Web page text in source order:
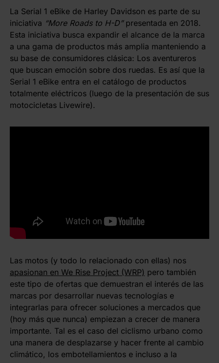
La Serial 1 eBike de Harley Davidson es parte de su
iniciativa “More Roads to H-D”presentada en 2018.
Esta iniciativa busca expandir el alcance de la marca
a una gama de productos más amplia manteniendo a
su base de consumidores clásica: Los aventureros
que buscan emoción sobre dos ruedas. Es así que la
Serial 1 eBike entra en el catálogo de productos
totalmente eléctricos (luego de la presentación de sus
motocicletas Livewire).
Las motos (y todo lo relacionado con ellas) nos
apasionan en We Rise Project (WRP) pero también
este tipo de ofertas que demuestran el interés de las
marcas por desarrollar nuevas tecnologías e
integrarlas para ofrecer soluciones a mercados que
(hoy más que nunca) empiezan a crecer de manera
importante. Tal es el caso del ciclismo urbano como
una manera de desplazarse y hacer frente al cambio
climático, los embotellamientos e incluso a la